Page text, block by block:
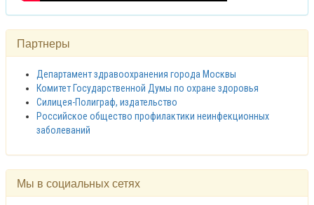
Партнеры
Департамент здравоохранения города Москвы
Комитет Государственной Думы по охране здоровья
Силицея-Полиграф, издательство
Российское общество профилактики неинфекционных
заболеваний
Мы в социальных сетях